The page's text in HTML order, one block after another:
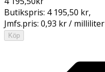
Butikspris: 4 195,50 kr,
Jmfs.pris: 0,93 kr / milliliter
Köp